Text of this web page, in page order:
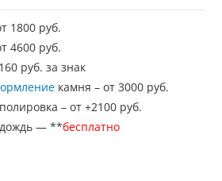
1800 руб.
4600 руб.
руб. за знак
камня – от 3000 руб.
– от +2100 руб.
— **бесплатно